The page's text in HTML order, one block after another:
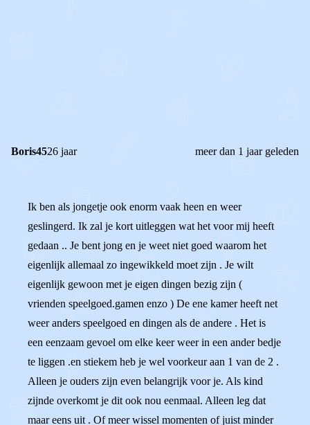
Boris4526 jaar meer dan 1 jaar geleden
Ik ben als jongetje ook enorm vaak heen en weer
geslingerd. Ik zal je kort uitleggen wat het voor mij heeft
gedaan .. Je bent jong en je weet niet goed waarom het
eigenlijk allemaal zo ingewikkeld moet zijn . Je wilt
eigenlijk gewoon met je eigen dingen bezig zijn (
vrienden speelgoed.gamen enzo ) De ene kamer heeft net
weer anders speelgoed en dingen als de andere . Het is
een eenzaam gevoel om elke keer weer in een ander bedje
te liggen .en stiekem heb je wel voorkeur aan 1 van de 2 .
Alleen je ouders zijn even belangrijk voor je. Als kind
zijnde overkomt je dit ook nou eenmaal. Alleen leg dat
maar eens uit . Of meer wissel momenten of juist minder